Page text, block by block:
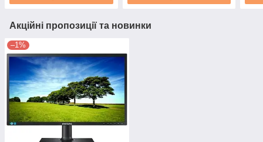
Акційні пропозиції та новинки
–1%